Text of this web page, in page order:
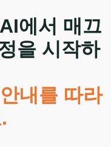
에서 매끄
을 시작하
내를 따라